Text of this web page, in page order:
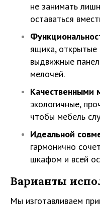
не занимать
оставаться
ящика, открытые
выдвижные
мелочей.
Качественными
экологичные,
чтобы мебель
Идеальной
гармонично
шкафом и всей
Варианты
Мы изготавливаем